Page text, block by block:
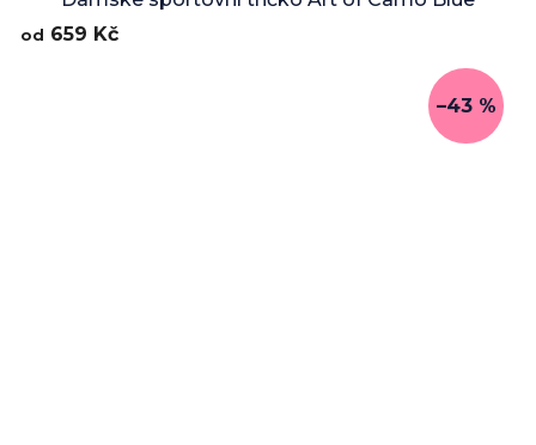
od 659 Kč
–43 %